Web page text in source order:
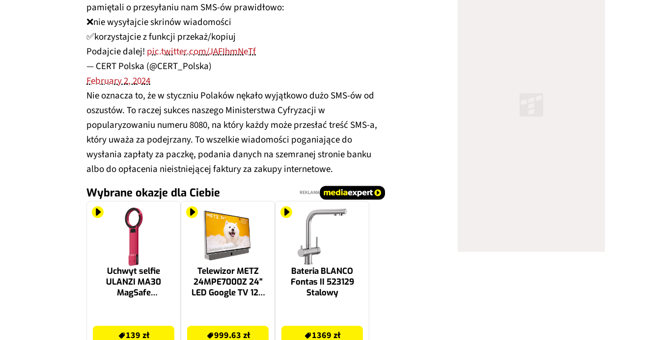
pamiętali o przesyłaniu nam SMS-ów prawidłowo:
❌nie wysyłajcie skrinów wiadomości
✅korzystajcie z funkcji przekaż/kopiuj
Podajcie dalej! pic.twitter.com/JAFIhmNeTf
— CERT Polska (@CERT_Polska)
February 2, 2024
Nie oznacza to, że w styczniu Polaków nękało wyjątkowo dużo SMS-ów od
oszustów. To raczej sukces naszego Ministerstwa Cyfryzacji w
popularyzowaniu numeru 8080, na który każdy może przesłać treść SMS-a,
który uważa za podejrzany. To wszelkie wiadomości poganiające do
wysłania zapłaty za paczkę, podania danych na szemranej stronie banku
albo do opłacenia nieistniejącej faktury za zakupy internetowe.
Wybrane okazje dla Ciebie REKLAMA
Uchwyt selfie
ULANZI MA30
MagSafe
139 zł
Telewizor METZ
24MPE7000Z 24"
LED Google TV 12V
999.63 zł
Bateria BLANCO
Fontas II 523129
Stalowy
1369 zł